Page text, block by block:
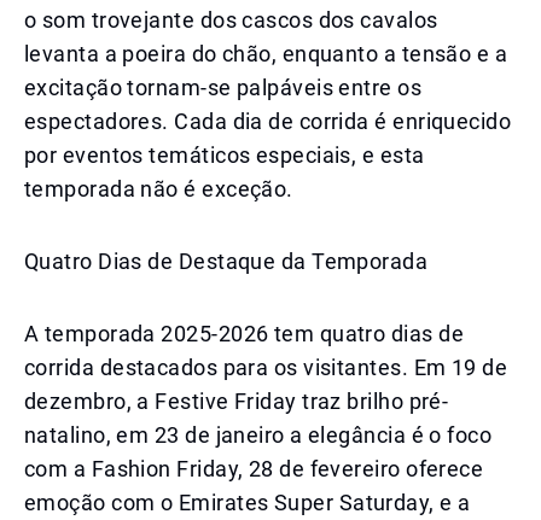
o som trovejante dos cascos dos cavalos
levanta a poeira do chão, enquanto a tensão e a
excitação tornam-se palpáveis entre os
espectadores. Cada dia de corrida é enriquecido
por eventos temáticos especiais, e esta
temporada não é exceção.
Quatro Dias de Destaque da Temporada
A temporada 2025-2026 tem quatro dias de
corrida destacados para os visitantes. Em 19 de
dezembro, a Festive Friday traz brilho pré-
natalino, em 23 de janeiro a elegância é o foco
com a Fashion Friday, 28 de fevereiro oferece
emoção com o Emirates Super Saturday, e a